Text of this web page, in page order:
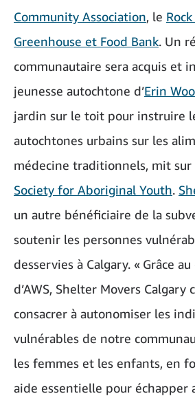
Community Association, le
Greenhouse et Food Bank. Un
communautaire sera acquis et
jeunesse autochtone d’Erin
jardin sur le toit pour instruire
autochtones urbains sur les
médecine traditionnels, mit sur
Society for Aboriginal Youth.
un autre bénéficiaire de la
soutenir les personnes
desservies à Calgary. « Grâce
d’AWS, Shelter Movers Calgary
consacrer à autonomiser les
vulnérables de notre
les femmes et les enfants, en
aide essentielle pour échapper